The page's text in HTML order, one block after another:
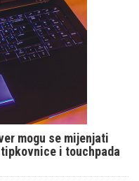
mogu se mijenjati
i touchpada